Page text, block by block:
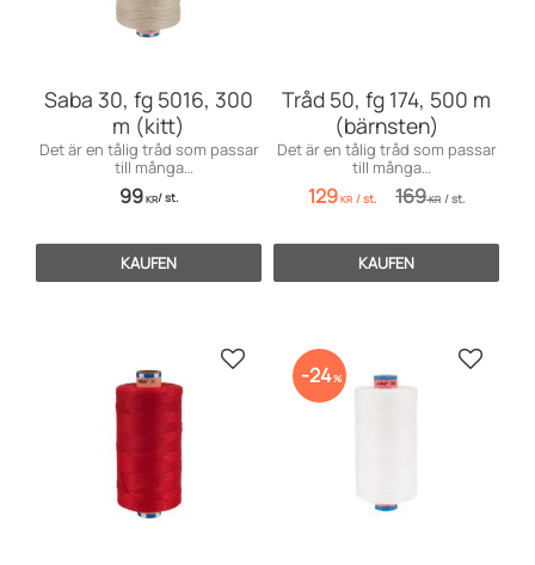
Saba 30, fg 5016, 300
m (kitt)
Det är en tålig tråd som passar
till många
användningsområden främst
till markiser, kapell, möbler och
effektsömnad.
99KR/st.
KAUFEN
Tråd 50, fg 174, 500 m
(bärnsten)
Det är en tålig tråd som passar
till många
användningsområden inom
möbelsömnad men även för
129KR /st. 169KR /st.
KAUFEN
Zu Favoriten hinzufügen
24% Zu